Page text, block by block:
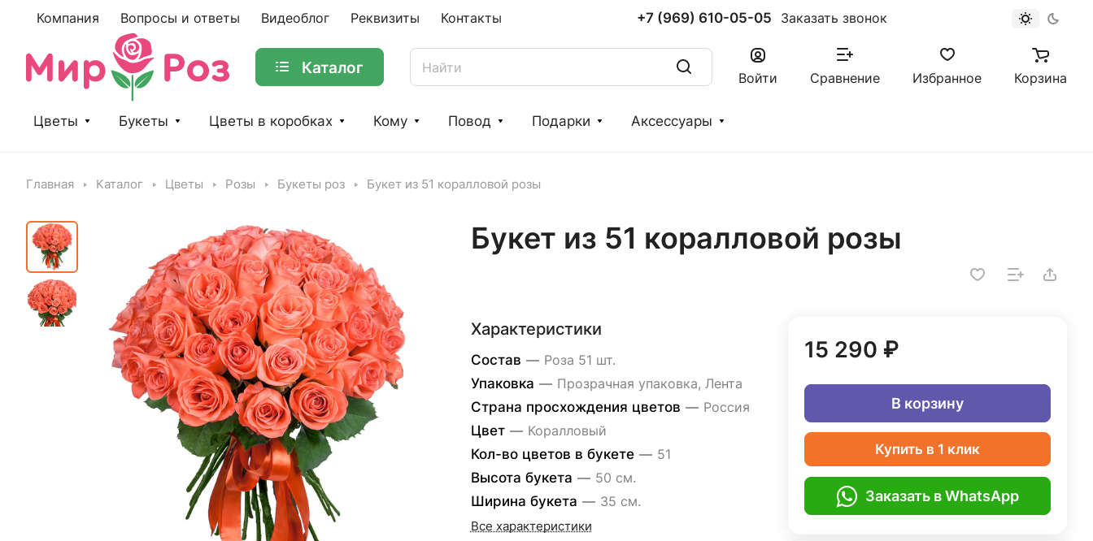
Компания Вопросы и ответы Видеоблог Реквизиты Контакты +7 (969) 610-05-05 Заказать звонок
Каталог
Войти Сравнение Избранное Корзина
Цветы Букеты Цветы в коробках Кому Повод Подарки Аксессуары
Главная Каталог Цветы Розы Букеты роз Букет из 51 коралловой розы
Букет из 51 коралловой розы
Характеристики
Состав — Роза 51 шт.
Упаковка — Прозрачная упаковка, Лента
Страна просхождения цветов — Россия
Цвет — Коралловый
Кол-во цветов в букете — 51
Высота букета — 50 см.
Ширина букета — 35 см.
Все характеристики
15 290 ₽
В корзину
Купить в 1 клик
Заказать в WhatsApp